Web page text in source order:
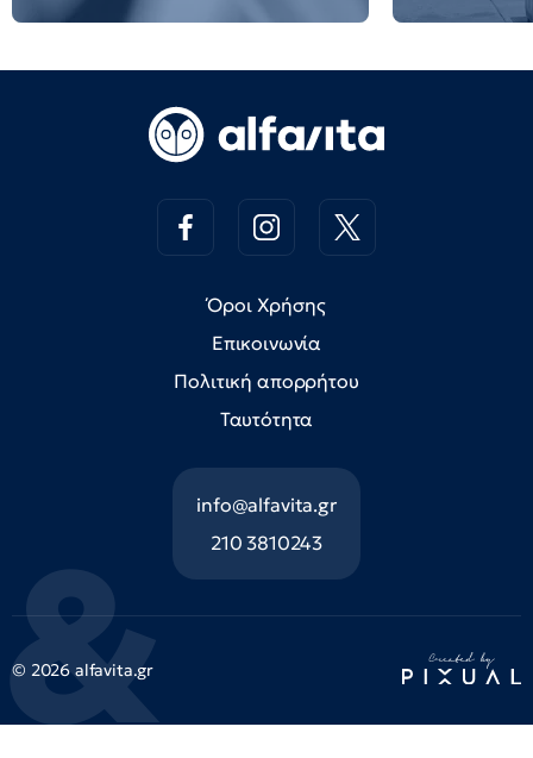
Όροι Χρήσης
Επικοινωνία
Πολιτική απορρήτου
Ταυτότητα
info@alfavita.gr
210 3810243
© 2026 alfavita.gr